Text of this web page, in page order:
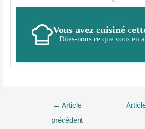
Vous avez cuisiné
Dites-nous ce que vous en
← Article
précédent